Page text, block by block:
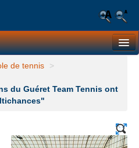
(RSE)
de tennis
>
du Guéret Team Tennis ont